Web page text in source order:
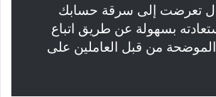
تعرضت إلى سرقة حسابك
بسهولة عن طريق اتباع
الموضحة من قبل العاملين على